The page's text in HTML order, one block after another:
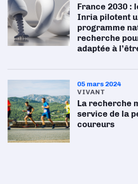
France 2030 :
Inria pilotent
programme
recherche
adaptée à
05 mars 2024
VIVANT
La recherche
service de la
coureurs